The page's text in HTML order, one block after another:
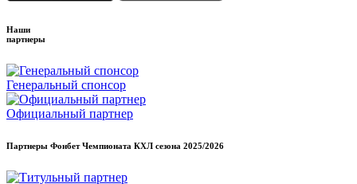
Наши
партнеры
Генеральный спонсор
Официальный партнер
Партнеры Фонбет Чемпионата КХЛ сезона 2025/2026